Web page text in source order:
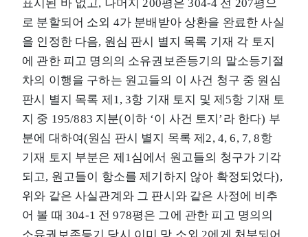
표시된 바 없고, 나머지 200평은 304-4 전 207평으
로 분할되어 소외 4가 분배받아 상환을 완료한 사실
을 인정한 다음, 원심 판시 별지 목록 기재 각 토지
에 관한 피고 명의의 소유권보존등기의 말소등기절
차의 이행을 구하는 원고들의 이 사건 청구 중 원심
판시 별지 목록 제1, 3항 기재 토지 및 제5항 기재 토
지 중 195/883 지분(이하 ‘이 사건 토지’라 한다) 부
분에 대하여(원심 판시 별지 목록 제2, 4, 6, 7, 8항
기재 토지 부분은 제1심에서 원고들의 청구가 기각
되고, 원고들이 항소를 제기하지 않아 확정되었다),
위와 같은 사실관계와 그 판시와 같은 사정에 비추
어 볼 때 304-1 전 978평은 그에 관한 피고 명의의
소유권보존등기 당시 이미 망 소외 2에게 처분되어